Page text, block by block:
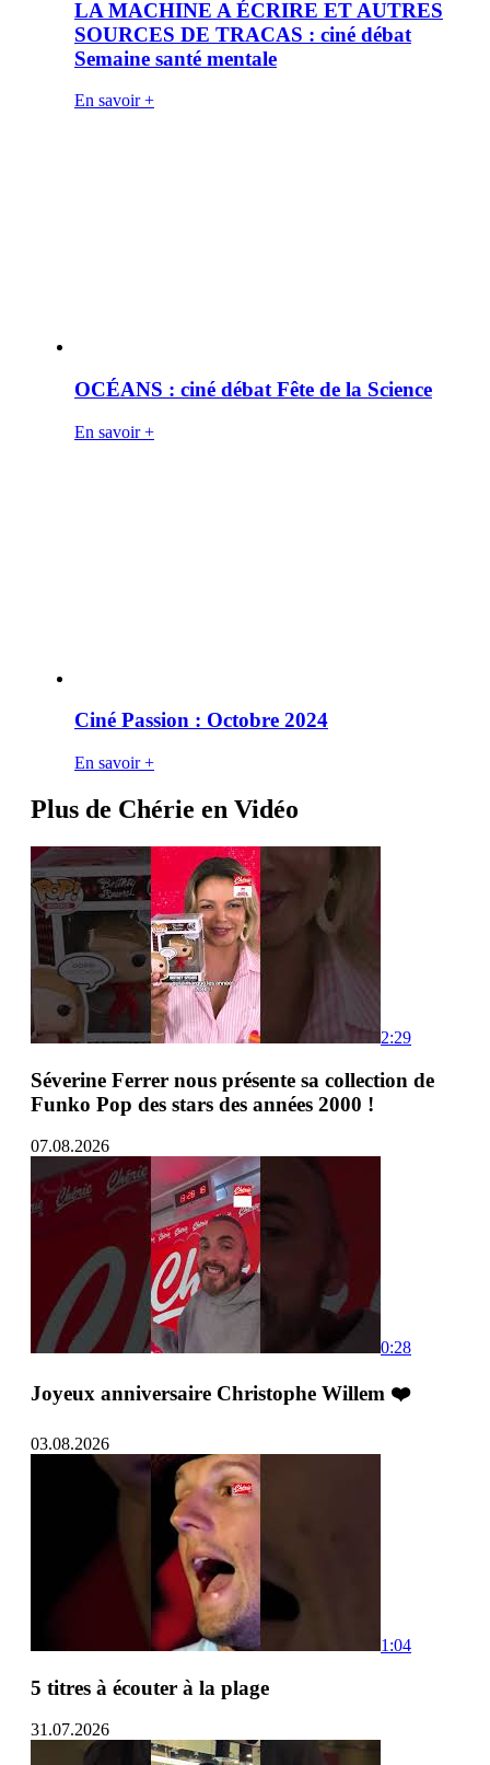
LA MACHINE A ÉCRIRE ET AUTRES
SOURCES DE TRACAS : ciné débat
Semaine santé mentale
En savoir +
OCÉANS : ciné débat Fête de la Science
En savoir +
Ciné Passion : Octobre 2024
En savoir +
Plus de Chérie en Vidéo
2:29
Séverine Ferrer nous présente sa collection de
Funko Pop des stars des années 2000 !
07.08.2026
0:28
Joyeux anniversaire Christophe Willem ❤️
03.08.2026
1:04
5 titres à écouter à la plage
31.07.2026